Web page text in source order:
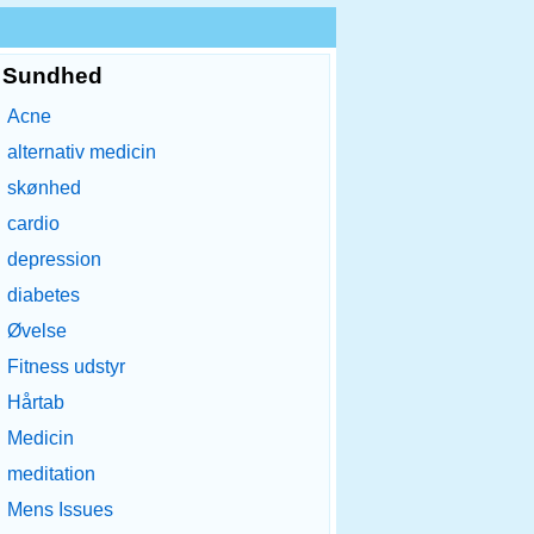
Sundhed
Acne
alternativ medicin
skønhed
cardio
depression
diabetes
Øvelse
Fitness udstyr
Hårtab
Medicin
meditation
Mens Issues